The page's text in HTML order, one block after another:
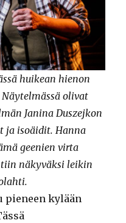
huikean hienon
olivat
Janina Duszejkon
ja isoäidit. Hanna
geenien virta
näkyväksi leikin
pieneen kylään